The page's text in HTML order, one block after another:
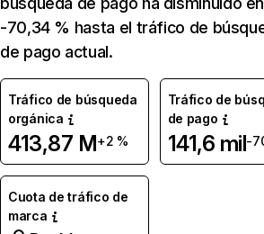
-70,34 % hasta el tráfico de
de pago actual.
Tráfico de búsqueda
orgánica
413,87 M+2 %
Tráfico de
de pago
141,6 mil-
Cuota de tráfico de
marca